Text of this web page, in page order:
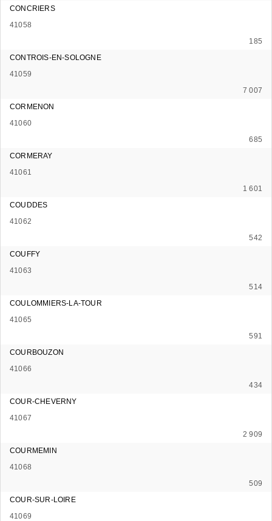
CONCRIERS
41058
185
CONTROIS-EN-SOLOGNE
41059
7 007
CORMENON
41060
685
CORMERAY
41061
1 601
COUDDES
41062
542
COUFFY
41063
514
COULOMMIERS-LA-TOUR
41065
591
COURBOUZON
41066
434
COUR-CHEVERNY
41067
2 909
COURMEMIN
41068
509
COUR-SUR-LOIRE
41069